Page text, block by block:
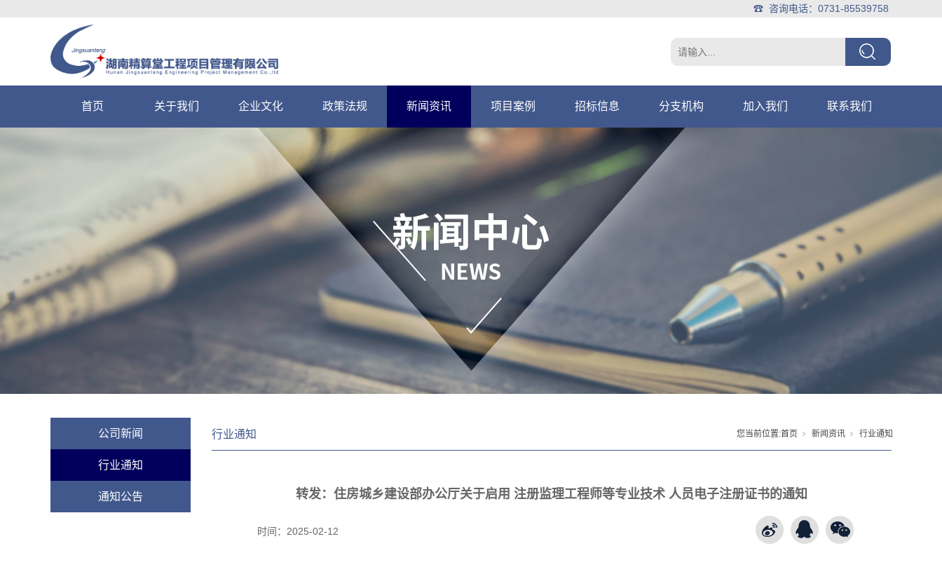
☎ 咨询电话：0731-85539758
首页 关于我们 企业文化 政策法规 新闻资讯 项目案例 招标信息 分支机构 加入我们 联系我们
公司新闻
行业通知
通知公告
行业通知 您当前位置:首页 新闻资讯 行业通知
转发：住房城乡建设部办公厅关于启用 注册监理工程师等专业技术 人员电子注册证书的通知
时间： 2025-02-12